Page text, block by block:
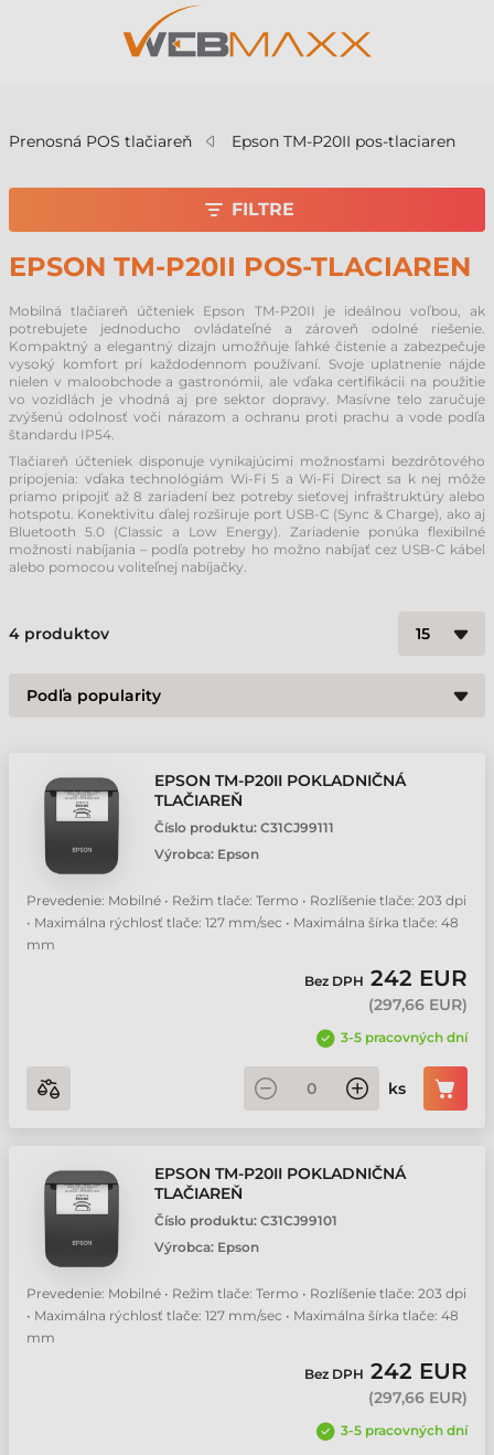
Prenosná POS tlačiareň Epson TM-P20II pos-tlaciaren
EPSON TM-P20II POS-TLACIAREN
Mobilná tlačiareň účteniek Epson TM-P20II je ideálnou voľbou, ak
potrebujete jednoducho ovládateľné a zároveň odolné riešenie.
Kompaktný a elegantný dizajn umožňuje ľahké čistenie a zabezpečuje
vysoký komfort pri každodennom používaní. Svoje uplatnenie nájde
nielen v maloobchode a gastronómii, ale vďaka certifikácii na použitie
vo vozidlách je vhodná aj pre sektor dopravy. Masívne telo zaručuje
zvýšenú odolnosť voči nárazom a ochranu proti prachu a vode podľa
štandardu IP54.
Tlačiareň účteniek disponuje vynikajúcimi možnosťami bezdrôtového
pripojenia: vďaka technológiám Wi-Fi 5 a Wi-Fi Direct sa k nej môže
priamo pripojiť až 8 zariadení bez potreby sieťovej infraštruktúry alebo
hotspotu. Konektivitu ďalej rozširuje port USB-C (Sync & Charge), ako aj
Bluetooth 5.0 (Classic a Low Energy). Zariadenie ponúka flexibilné
možnosti nabíjania – podľa potreby ho možno nabíjať cez USB-C kábel
alebo pomocou voliteľnej nabíjačky.
4 produktov
EPSON TM-P20II POKLADNIČNÁ
TLAČIAREŇ
Číslo produktu: C31CJ99111
Výrobca: Epson
Prevedenie: Mobilné • Režim tlače: Termo • Rozlíšenie tlače: 203 dpi
• Maximálna rýchlosť tlače: 127 mm/sec • Maximálna šírka tlače: 48
mm
Bez DPH 242 EUR
(297,66 EUR)
3-5 pracovných dní
ks
EPSON TM-P20II POKLADNIČNÁ
TLAČIAREŇ
Číslo produktu: C31CJ99101
Výrobca: Epson
Prevedenie: Mobilné • Režim tlače: Termo • Rozlíšenie tlače: 203 dpi
• Maximálna rýchlosť tlače: 127 mm/sec • Maximálna šírka tlače: 48
mm
Bez DPH 242 EUR
(297,66 EUR)
3-5 pracovných dní
FILTRE